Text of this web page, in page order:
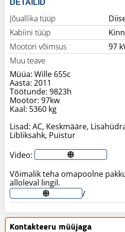
DETAILID
Jõuallika tüüp
Kabiini tüüp
Mootori võimsus
97
Muu teave
Müüa: Wille 655c
Aasta: 2011
Töötunde: 9823h
Mootor: 97kw
Kaal: 5360 kg
Lisad: AC, Keskmääre,
Libliksahk, Puistur
Video:
Võimalik teha omapoolne
/
Kontakteeru müüjaga